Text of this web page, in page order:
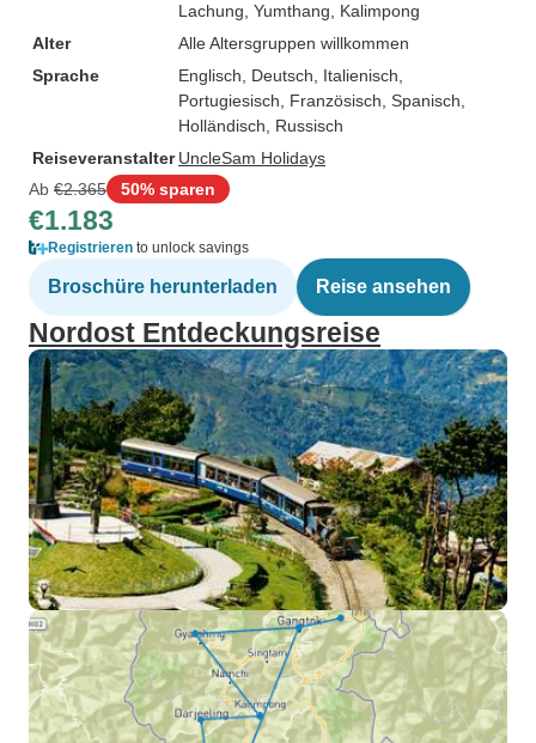
Lachung , Yumthang , Kalimpong
Alter
Alle Altersgruppen willkommen
Sprache
Englisch, Deutsch, Italienisch,
Portugiesisch, Französisch, Spanisch,
Holländisch, Russisch
Reiseveranstalter UncleSam Holidays
Ab €2.365 50% sparen
€1.183
Registrieren to unlock savings
Broschüre herunterladen Reise ansehen
Nordost Entdeckungsreise